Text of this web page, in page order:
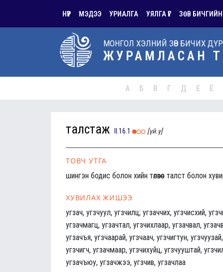
НҮҮР МЭДЭЭ УРИАЛГА УЯЛГА ҮГ ЗӨВ БИЧГИЙН
МОНГОЛ ХЭЛНИЙ ЗӨВ БИЧИХ
ЖУРАМЛАСАН
А Б В Г Д Е Ё
талстаж II.16.1 [үй.ү]
ТОВЧ УТГА
шингэн бодис болон хийн төлөвөөс талст болон
ХУВИЛАХ ЖИШЭЭ
угзач, угзчуул, угзчилц; угзаччих, угзчисхий,
угзачмагц, угзачтал, угзчихлаар, угзачвал,
угзачъя, угзчаарай, угзчаач, угзчигтун,
угзчигч, угзачмаар, угзчихуйц, угзчууштай,
угзачъюу, угзачжээ, угзчив, угзачлаа